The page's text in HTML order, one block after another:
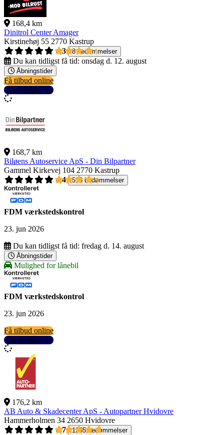
168,4 km
Dinitrol Center Amager
Kirstinehøj 55 2770 Kastrup
4,3
8 bedømmelser
Du kan tidligst få tid: onsdag d. 12. august
Åbningstider
Få tilbud online
Se detaljer
168,7 km
Biløens Autoservice ApS - Din Bilpartner
Gammel Kirkevej 104 2770 Kastrup
4,4
518 bedømmelser
FDM værkstedskontrol
23. jun 2026
Du kan tidligst få tid: fredag d. 14. august
Åbningstider
Mulighed for lånebil
FDM værkstedskontrol
23. jun 2026
Få tilbud online
Se detaljer
176,2 km
AB Auto & Skadecenter ApS - Autopartner Hvidovre
Hammerholmen 34 2650 Hvidovre
4,7
1265 bedømmelser